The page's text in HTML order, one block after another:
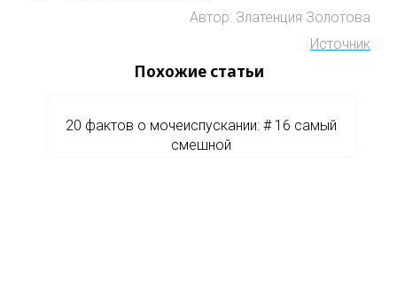
Автор: Златенция Золотова
Источник
Похожие статьи
20 фактов о мочеиспускании: # 16 самый
смешной